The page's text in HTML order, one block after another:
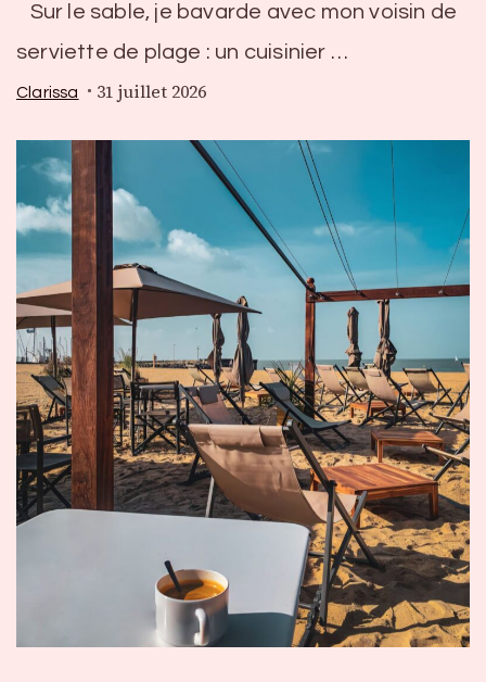
Sur le sable, je bavarde avec mon voisin de
serviette de plage : un cuisinier …
Clarissa 31 juillet 2026